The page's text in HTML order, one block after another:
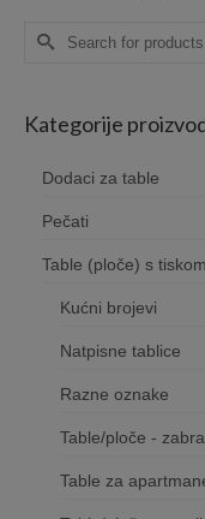
Search
Kategorije
Dodaci za table
Pečati
Table (ploče) s tiskom
Kućni brojevi
Natpisne tablice
Razne oznake
Table/ploče -
Table za